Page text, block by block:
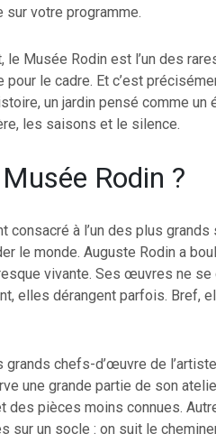
votre programme.
Musée Rodin est l’un des
le cadre. Et c’est
un jardin pensé comme
les saisons et le silence.
Rodin ?
consacré à l’un des plus
le monde. Auguste Rodin a
vivante. Ses œuvres ne se
elles dérangent parfois. Bref,
chefs-d’œuvre de
une grande partie de son
pièces moins connues.
un socle : on suit le